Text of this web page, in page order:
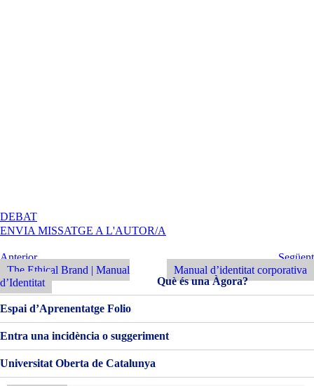
DEBATA
MANUAL
APLICACIONS
Mª
JOSÉ
DÍAZ
ENVIA MISSATGE A L'AUTOR/A
Navegació
d'entrades
Entrada
Anterior
Anterior
The Ethical Brand | Manual
d’Identitat
Següent
Entrada
Següent
Manual d’identitat corporativa
Què és una Àgora?
Espai d’Aprenentatge Folio
Entra una incidència o suggeriment
Universitat Oberta de Catalunya